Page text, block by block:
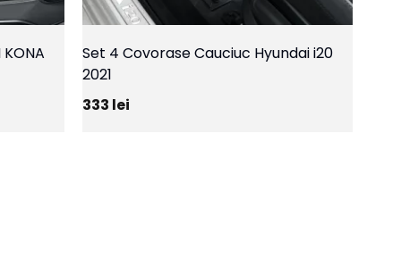
Set 4 Covorase Cauciuc Hyundai i20
2021
333 lei